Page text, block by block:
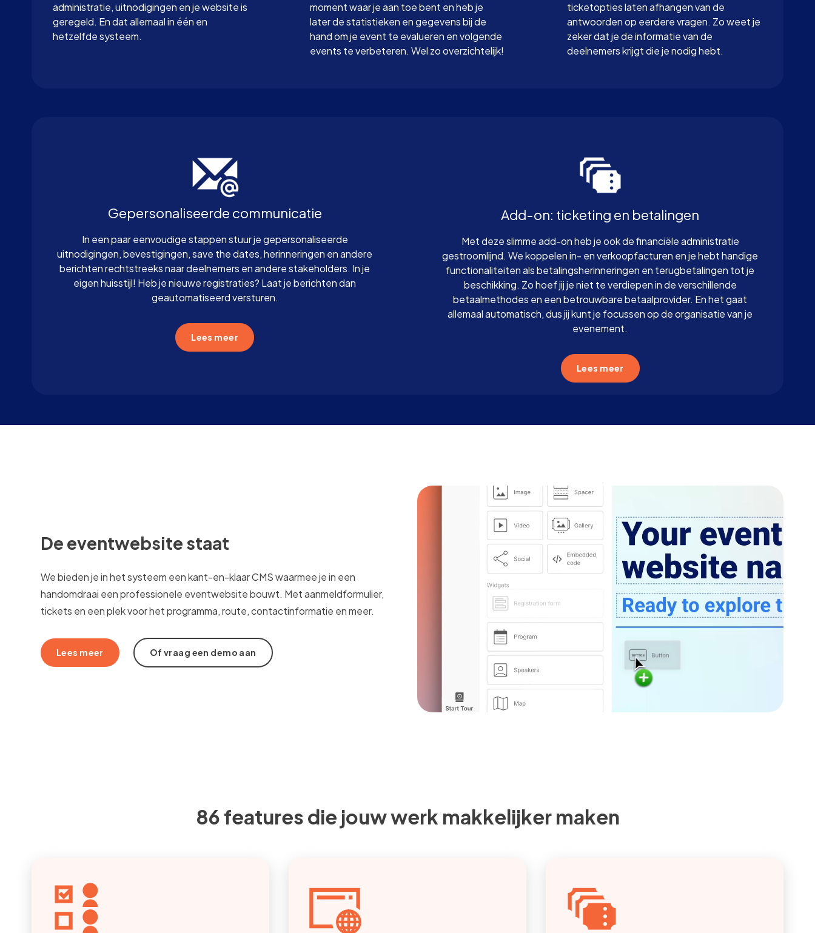
administratie, uitnodigingen en je website is
geregeld. En dat allemaal in één en
hetzelfde systeem.
moment waar je aan toe bent en heb je
later de statistieken en gegevens bij de
hand om je event te evalueren en volgende
events te verbeteren. Wel zo overzichtelijk!
ticketopties laten afhangen van de
antwoorden op eerdere vragen. Zo weet je
zeker dat je de informatie van de
deelnemers krijgt die je nodig hebt.
Gepersonaliseerde communicatie
In een paar eenvoudige stappen stuur je gepersonaliseerde
uitnodigingen, bevestigingen, save the dates, herinneringen en andere
berichten rechtstreeks naar deelnemers en andere stakeholders. In je
eigen huisstijl! Heb je nieuwe registraties? Laat je berichten dan
geautomatiseerd versturen.
Lees meer
Add-on: ticketing en betalingen
Met deze slimme add-on heb je ook de financiële administratie
gestroomlijnd. We koppelen in- en verkoopfacturen en je hebt handige
functionaliteiten als betalingsherinneringen en terugbetalingen tot je
beschikking. Zo hoef jij je niet te verdiepen in de verschillende
betaalmethodes en een betrouwbare betaalprovider. En het gaat
allemaal automatisch, dus jij kunt je focussen op de organisatie van je
evenement.
Lees meer
De eventwebsite staat
We bieden je in het systeem een kant-en-klaar CMS waarmee je in een
handomdraai een professionele eventwebsite bouwt. Met aanmeldformulier,
tickets en een plek voor het programma, route, contactinformatie en meer.
Lees meer Of vraag een demo aan
86 features die jouw werk makkelijker maken